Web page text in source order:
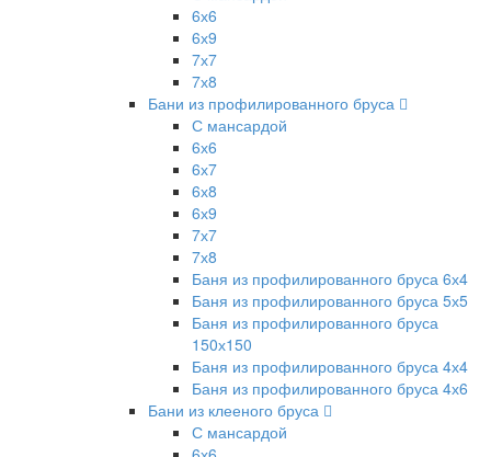
6х6
6х9
7х7
7х8
Бани из профилированного бруса
С мансардой
6х6
6х7
6х8
6х9
7х7
7х8
Баня из профилированного бруса 6х4
Баня из профилированного бруса 5х5
Баня из профилированного бруса
150х150
Баня из профилированного бруса 4х4
Баня из профилированного бруса 4х6
Бани из клееного бруса
С мансардой